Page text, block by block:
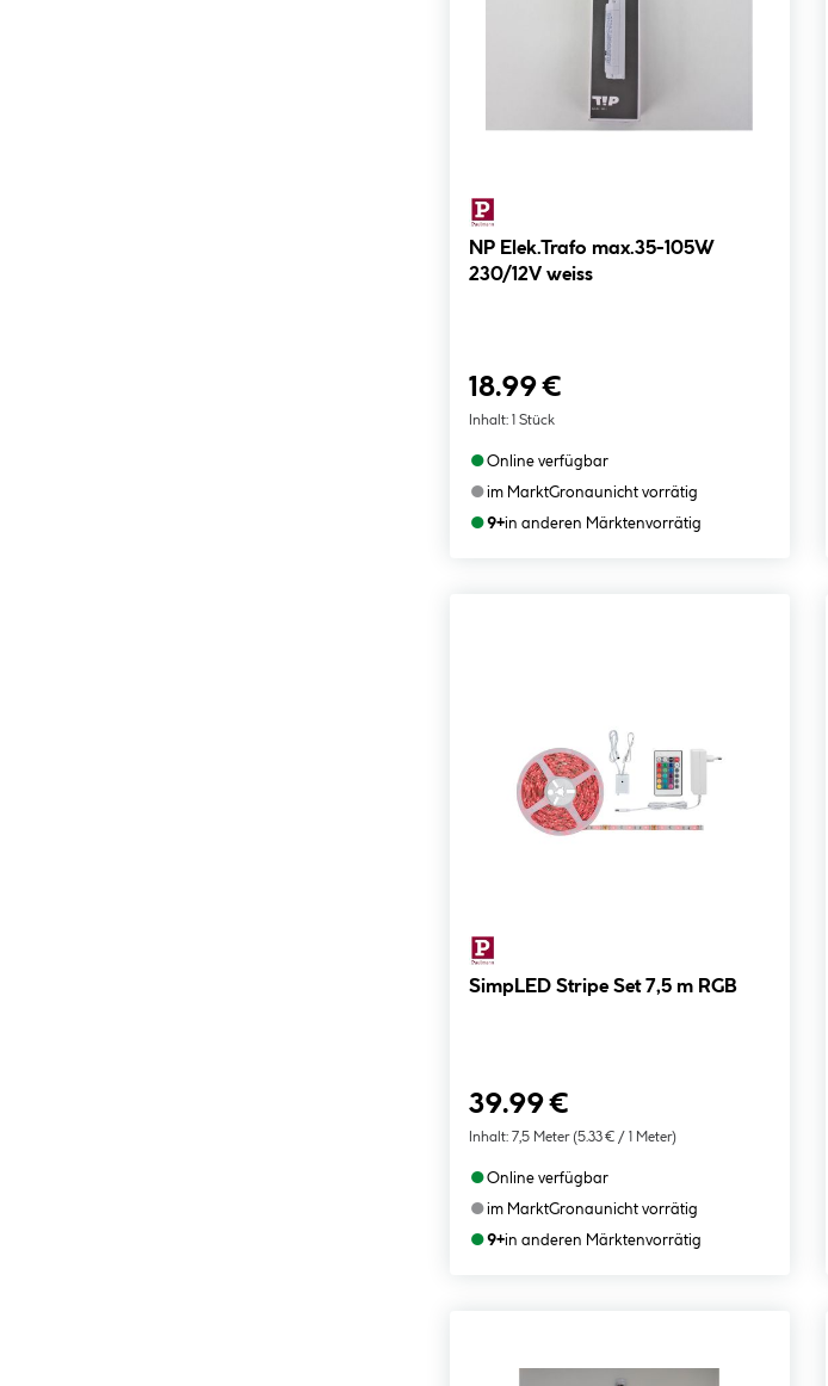
NP Elek.Trafo max.35-105W
230/12V weiss
18.99 €
Inhalt: 1 Stück
●Online verfügbar
●im MarktGronaunicht vorrätig
●9+in anderen Märktenvorrätig
SimpLED Stripe Set 7,5 m RGB
39.99 €
Inhalt: 7,5 Meter (5.33 € / 1 Meter)
●Online verfügbar
●im MarktGronaunicht vorrätig
●9+in anderen Märktenvorrätig